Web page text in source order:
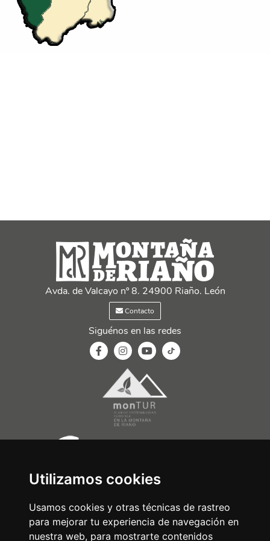
Utilizamos cookies
Usamos cookies y otras técnicas de rastreo
para mejorar tu experiencia de navegación en
nuestra web, para mostrarte contenidos
Avda. de Valcayo nº 8. 24900 Riaño. León
Contacto
Siguénos en las redes